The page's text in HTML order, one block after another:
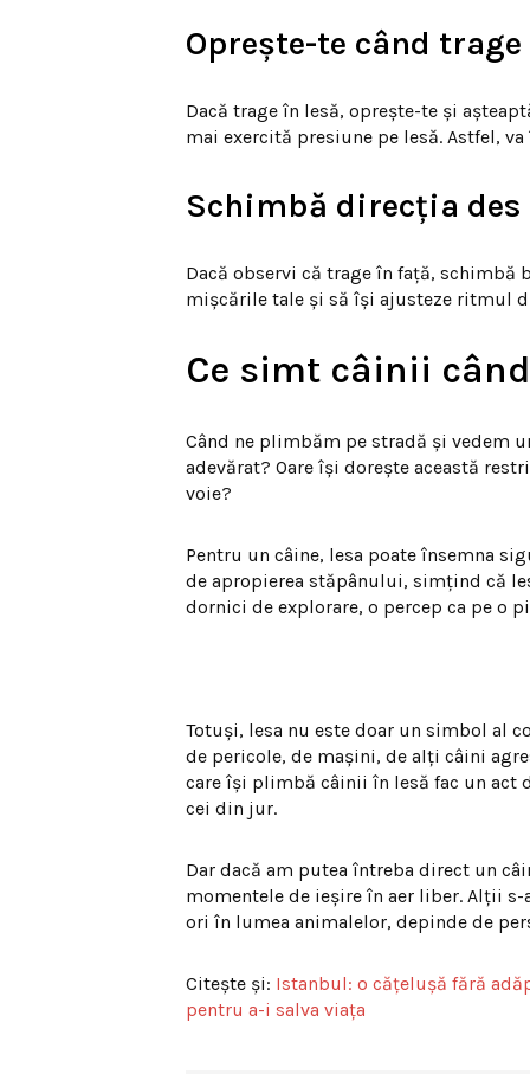
Oprește-te când trage
Dacă trage în lesă, oprește-te și
mai exercită presiune pe lesă. Astfel,
Schimbă direcția des
Dacă observi că trage în față, schimbă
mișcările tale și să își ajusteze ritmul
Ce simt câinii
Când ne plimbăm pe stradă și vedem
adevărat? Oare își dorește această
voie?
Pentru un câine, lesa poate însemna
de apropierea stăpânului, simțind că
dornici de explorare, o percep ca pe o
Totuși, lesa nu este doar un simbol al
de pericole, de mașini, de alți câini
care își plimbă câinii în lesă fac un act
cei din jur.
Dar dacă am putea întreba direct un
momentele de ieșire în aer liber. Alții
ori în lumea animalelor, depinde de
Citește și: Istanbul: o cățelușă fără
pentru a-i salva viața